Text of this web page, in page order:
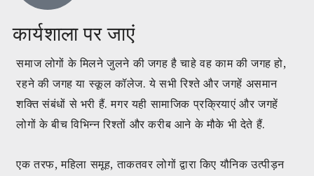
कार्यशाला पर जाएं
समाज लोगों के मिलने जुलने की जगह है चाहे वह काम की जगह हो,
रहने की जगह या स्कूल कॉलेज. ये सभी रिश्ते और जगहें असमान
शक्ति संबंधों से भरी हैं. मगर यही सामाजिक प्रक्रियाएं और जगहें
लोगों के बीच विभिन्न रिश्तों और करीब आने के मौके भी देते हैं.
एक तरफ, महिला समूह, ताकतवर लोगों द्वारा किए यौनिक उत्पीड़न